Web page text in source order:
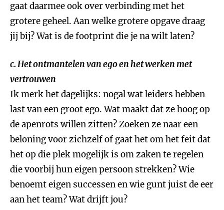
gaat daarmee ook over verbinding met het
grotere geheel. Aan welke grotere opgave draag
jij bij? Wat is de footprint die je na wilt laten?
c. Het ontmantelen van ego en het werken met
vertrouwen
Ik merk het dagelijks: nogal wat leiders hebben
last van een groot ego. Wat maakt dat ze hoog op
de apenrots willen zitten? Zoeken ze naar een
beloning voor zichzelf of gaat het om het feit dat
het op die plek mogelijk is om zaken te regelen
die voorbij hun eigen persoon strekken? Wie
benoemt eigen successen en wie gunt juist de eer
aan het team? Wat drijft jou?